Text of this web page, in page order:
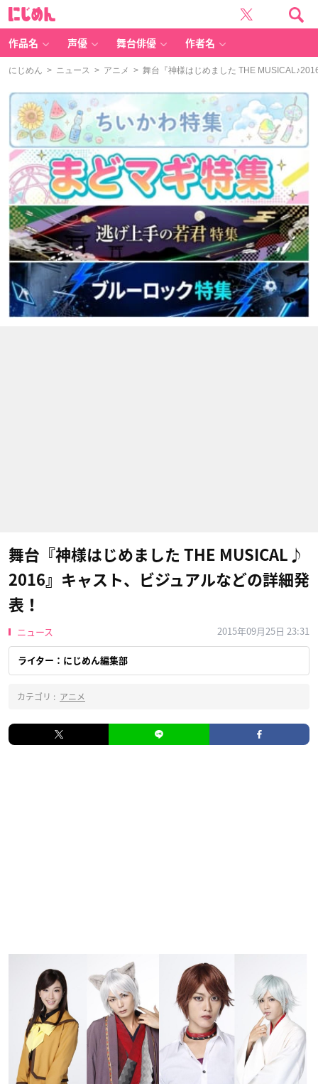
作品名 声優 舞台俳優 作者名
にじめん > ニュース > アニメ > 舞台『神様はじめました THE
舞台『神様はじめました THE MUSICAL♪
2016』キャスト、ビジュアルなどの詳細発
表！
ニュース 2015年09月25日 23:31
ライター：にじめん編集部
カテゴリ : アニメ